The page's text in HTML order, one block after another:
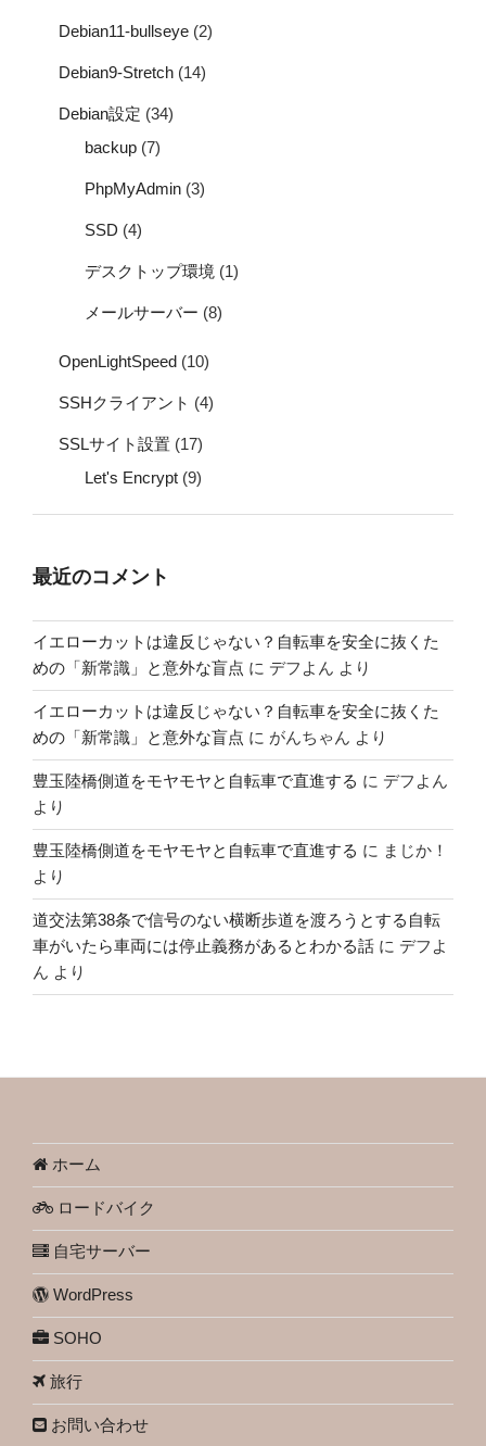
Debian11-bullseye (2)
Debian9-Stretch (14)
Debian設定 (34)
backup (7)
PhpMyAdmin (3)
SSD (4)
デスクトップ環境 (1)
メールサーバー (8)
OpenLightSpeed (10)
SSHクライアント (4)
SSLサイト設置 (17)
Let's Encrypt (9)
最近のコメント
イエローカットは違反じゃない？自転車を安全に抜くた
めの「新常識」と意外な盲点 に デフよん より
イエローカットは違反じゃない？自転車を安全に抜くた
めの「新常識」と意外な盲点 に がんちゃん より
豊玉陸橋側道をモヤモヤと自転車で直進する に デフよん
より
豊玉陸橋側道をモヤモヤと自転車で直進する に まじか！
より
道交法第38条で信号のない横断歩道を渡ろうとする自転
車がいたら車両には停止義務があるとわかる話 に デフよ
ん より
ホーム
ロードバイク
自宅サーバー
WordPress
SOHO
旅行
お問い合わせ